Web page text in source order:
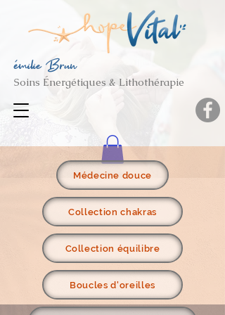
émilie Brun
Soins Énergétiques & Lithothérapie
Médecine douce
Collection chakras
Collection équilibre
Boucles d'oreilles